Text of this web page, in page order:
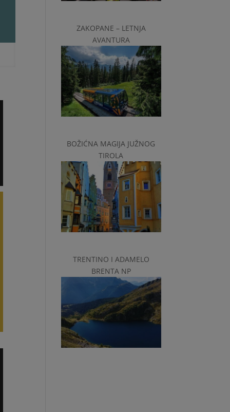
ZAKOPANE – LETNJA
AVANTURA
BOŽIĆNA MAGIJA JUŽNOG
TIROLA
TRENTINO I ADAMELO
BRENTA NP